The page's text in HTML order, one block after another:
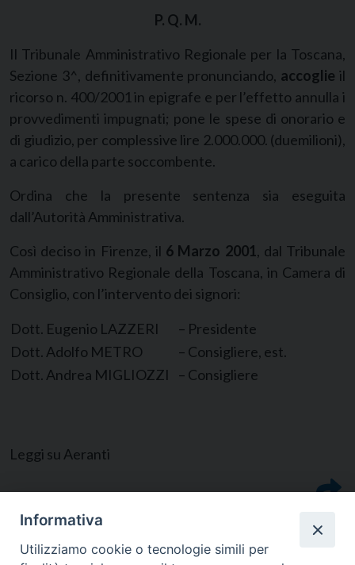
P. Q. M.
Il Tribunale Amministrativo Regionale per la Toscana,
Sezione 3^, definitivamente pronunciando, accoglie il
ricorso n. 400/2001 in epigrafe e per l’effetto annulla i
provvedimenti impugnati; pone le spese di onorario e
di giudizio, per complessive lire 2.000.000. (duemilioni),
a carico della parte soccombente.
Ordina che la presente sentenza sia eseguita
dall’Autorità Amministrativa.
Così deciso in Firenze, il 6 Marzo 2001, dal Tribunale
Amministrativo Regionale della Toscana, in Camera di
Consiglio, con l’intervento dei signori:
Dott. Eugenio LAZZERI
– Presidente
Dott. Adolfo METRO
– Consigliere, est.
Dott. Andrea MIGLIOZZI
– Consigliere
Leggi su Aeranti
Informativa
Utilizziamo cookie o tecnologie simili per